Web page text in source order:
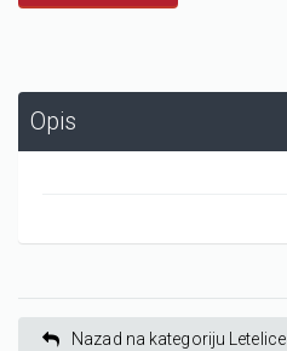
Opis
Nazad na kategoriju Letelice